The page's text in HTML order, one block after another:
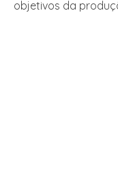
objetivos da